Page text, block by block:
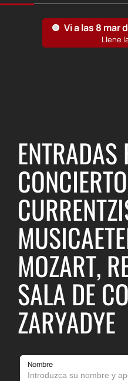
ENTRADAS
MOZART,
SALA DE
ZARYADYE
Nombre